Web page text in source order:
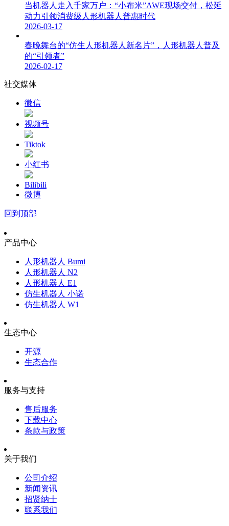
当机器人走入千家万户：“小布米”AWE现场交付，松延
动力引领消费级人形机器人普惠时代
2026-03-17
春晚舞台的“仿生人形机器人新名片”，人形机器人普及
的“引领者”
2026-02-17
社交媒体
微信
视频号
Tiktok
小红书
Bilibili
微博
回到顶部
产品中心
人形机器人 Bumi
人形机器人 N2
人形机器人 E1
仿生机器人 小诺
仿生机器人 W1
生态中心
开源
生态合作
服务与支持
售后服务
下载中心
条款与政策
关于我们
公司介绍
新闻资讯
招贤纳士
联系我们